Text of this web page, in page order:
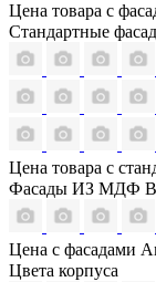
Цена товара с
Стандартные
Цена товара с
Фасады ИЗ МДФ
Цена с фасадами
Цвета корпуса